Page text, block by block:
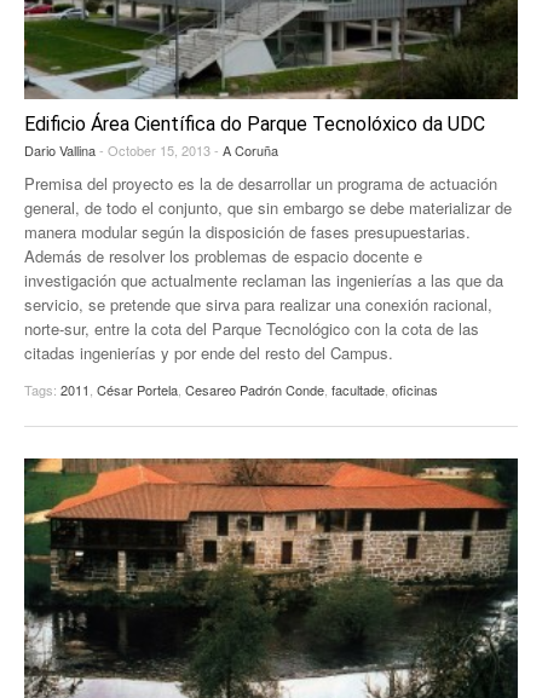
Edificio Área Científica do Parque Tecnolóxico da UDC
Dario Vallina- October 15, 2013 - A Coruña
Premisa del proyecto es la de desarrollar un programa de actuación
general, de todo el conjunto, que sin embargo se debe materializar de
manera modular según la disposición de fases presupuestarias.
Además de resolver los problemas de espacio docente e
investigación que actualmente reclaman las ingenierías a las que da
servicio, se pretende que sirva para realizar una conexión racional,
norte-sur, entre la cota del Parque Tecnológico con la cota de las
citadas ingenierías y por ende del resto del Campus.
Tags: 2011 César Portela Cesareo Padrón Conde facultade oficinas